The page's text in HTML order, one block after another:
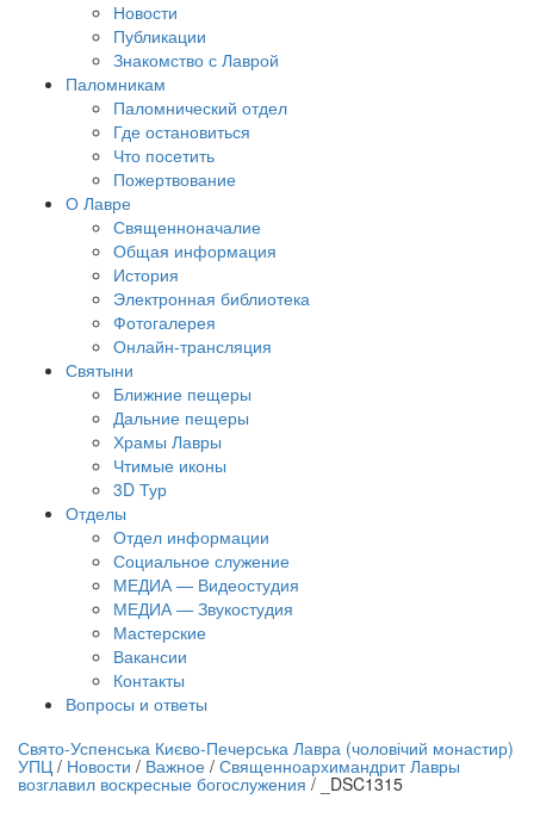
Новости
Публикации
Знакомство с Лаврой
Паломникам
Паломнический отдел
Где остановиться
Что посетить
Пожертвование
О Лавре
Священноначалие
Общая информация
История
Электронная библиотека
Фотогалерея
Онлайн-трансляция
Святыни
Ближние пещеры
Дальние пещеры
Храмы Лавры
Чтимые иконы
3D Тур
Отделы
Отдел информации
Социальное служение
МЕДИА — Видеостудия
МЕДИА — Звукостудия
Мастерские
Вакансии
Контакты
Вопросы и ответы
трансляция | 12 сентября
трансляции
Свято-Успенська Києво-Печерська Лавра (чоловічий монастир)
УПЦ / Новости / Важное / Священноархимандрит Лавры
возглавил воскресные богослужения / _DSC1315